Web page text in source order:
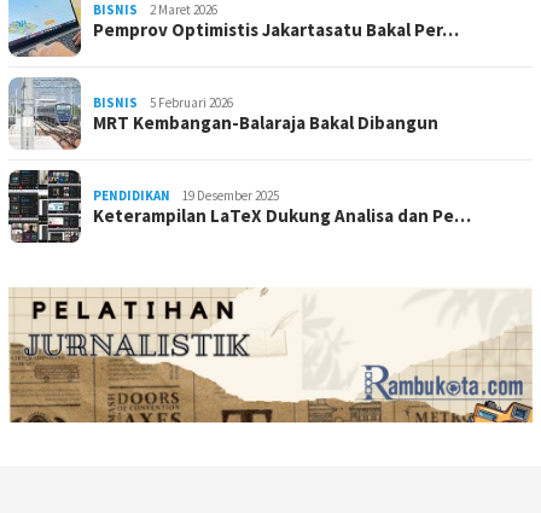
BISNIS 2 Maret 2026
Pemprov Optimistis Jakartasatu Bakal Per…
BISNIS 5 Februari 2026
MRT Kembangan-Balaraja Bakal Dibangun
PENDIDIKAN 19 Desember 2025
Keterampilan LaTeX Dukung Analisa dan Pe…